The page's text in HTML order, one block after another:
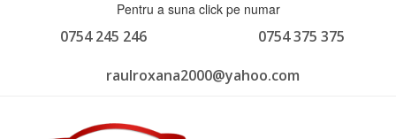
Pentru a suna click pe numar
0754 375 375
0754 245 246
raulroxana2000@yahoo.com